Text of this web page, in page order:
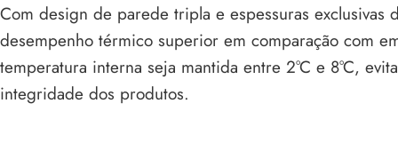
Com design de parede tripla e espessuras exclusivas
desempenho térmico superior em comparação com
temperatura interna seja mantida entre 2°C e 8°C,
integridade dos produtos.